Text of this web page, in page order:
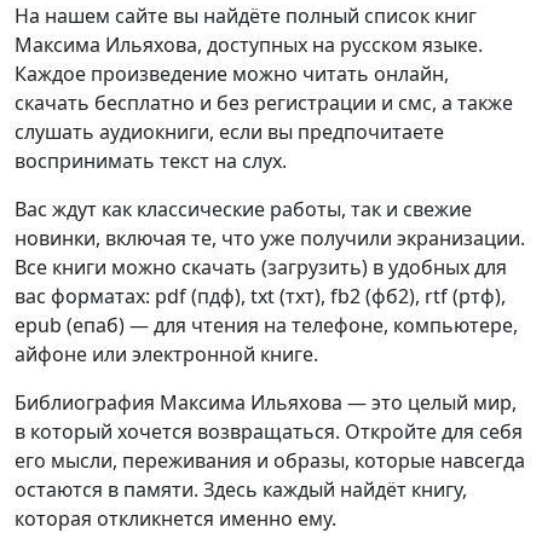
На нашем сайте вы найдёте полный список книг
Максима Ильяхова, доступных на русском языке.
Каждое произведение можно читать онлайн,
скачать бесплатно и без регистрации и смс, а также
слушать аудиокниги, если вы предпочитаете
воспринимать текст на слух.
Вас ждут как классические работы, так и свежие
новинки, включая те, что уже получили экранизации.
Все книги можно скачать (загрузить) в удобных для
вас форматах: pdf (пдф), txt (тхт), fb2 (фб2), rtf (ртф),
epub (епаб) — для чтения на телефоне, компьютере,
айфоне или электронной книге.
Библиография Максима Ильяхова — это целый мир,
в который хочется возвращаться. Откройте для себя
его мысли, переживания и образы, которые навсегда
остаются в памяти. Здесь каждый найдёт книгу,
которая откликнется именно ему.